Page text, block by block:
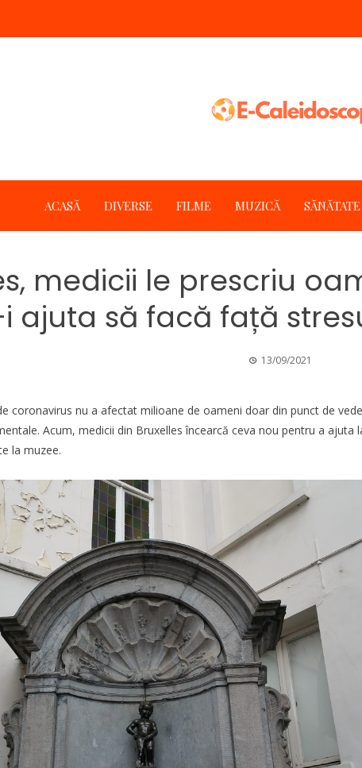
ACASĂ DIVERSE FILME MUZICĂ SĂNĂTATE
medicii le prescriu
ajuta să facă față
13/09/2021
coronavirus nu a afectat milioane de oameni doar din punct de
Acum, medicii din Bruxelles încearcă ceva nou pentru a ajuta
la muzee.